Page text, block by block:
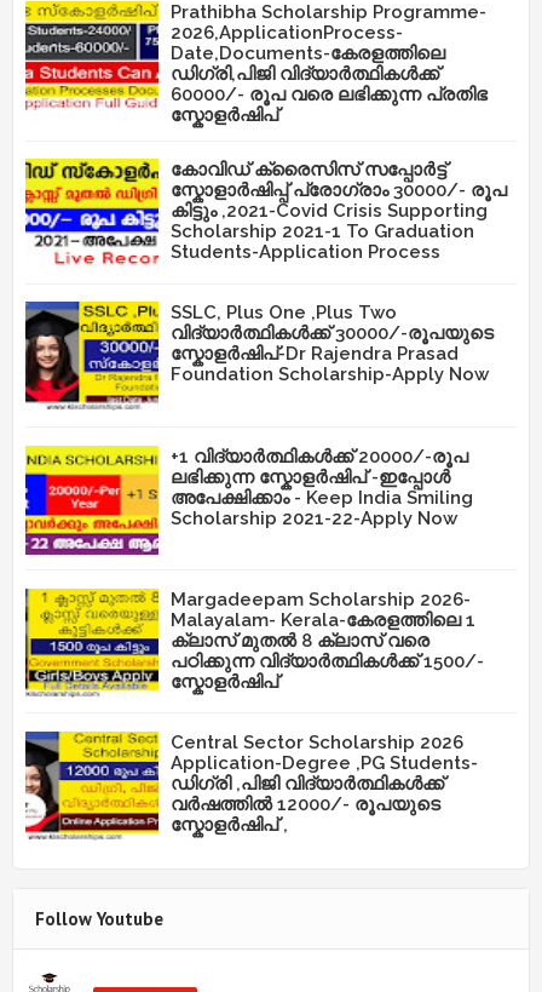
Prathibha Scholarship Programme-
2026,ApplicationProcess-
Date,Documents-കേരളത്തിലെ
ഡിഗ്രി,പിജി വിദ്യാർത്ഥികൾക്ക്
60000/- രൂപ വരെ ലഭിക്കുന്ന പ്രതിഭ
സ്കോളർഷിപ്
കോവിഡ് ക്രൈസിസ് സപ്പോർട്ട്
സ്കോളാർഷിപ്പ് പ്രോഗ്രാം 30000/- രൂപ
കിട്ടും ,2021-Covid Crisis Supporting
Scholarship 2021-1 To Graduation
Students-Application Process
SSLC, Plus One ,Plus Two
വിദ്യാർത്ഥികൾക്ക് 30000/-രൂപയുടെ
സ്കോളർഷിപ്-Dr Rajendra Prasad
Foundation Scholarship-Apply Now
+1 വിദ്യാർത്ഥികൾക്ക് 20000/-രൂപ
ലഭിക്കുന്ന സ്കോളർഷിപ് -ഇപ്പോൾ
അപേക്ഷിക്കാം - Keep India Smiling
Scholarship 2021-22-Apply Now
Margadeepam Scholarship 2026-
Malayalam- Kerala-കേരളത്തിലെ 1
ക്ലാസ് മുതൽ 8 ക്ലാസ് വരെ
പഠിക്കുന്ന വിദ്യാർത്ഥികൾക്ക് 1500/-
സ്കോളർഷിപ്
Central Sector Scholarship 2026
Application-Degree ,PG Students-
ഡിഗ്രി ,പിജി വിദ്യാർത്ഥികൾക്ക്
വർഷത്തിൽ 12000/- രൂപയുടെ
സ്കോളർഷിപ് ,
Follow Youtube